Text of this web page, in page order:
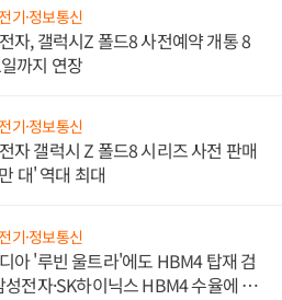
기·정보통신
자, 갤럭시Z 폴드8 사전예약 개통 8
까지 연장
기·정보통신
자 갤럭시 Z 폴드8 시리즈 사전 판매
대' 역대 최대
기·정보통신
아 '루빈 울트라'에도 HBM4 탑재 검
성전자·SK하이닉스 HBM4 수율에 주